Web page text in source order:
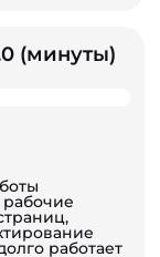
(минуты)
работает